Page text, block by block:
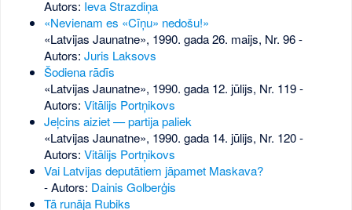
Autors: Ieva Strazdiņa
«Nevienam es «Cīņu» nedošu!»
«Latvijas Jaunatne», 1990. gada 26. maijs, Nr. 96-
Autors: Juris Laksovs
Šodiena rādīs
«Latvijas Jaunatne», 1990. gada 12. jūlijs, Nr. 119-
Autors: Vitālijs Portņikovs
Jeļcins aiziet — partija paliek
«Latvijas Jaunatne», 1990. gada 14. jūlijs, Nr. 120-
Autors: Vitālijs Portņikovs
Vai Latvijas deputātiem jāpamet Maskava?
- Autors: Dainis Golberģis
Tā runāja Rubiks